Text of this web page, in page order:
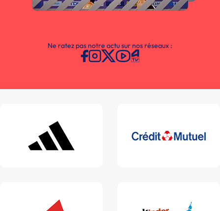
Ne ratez pas notre actu sur nos réseaux :